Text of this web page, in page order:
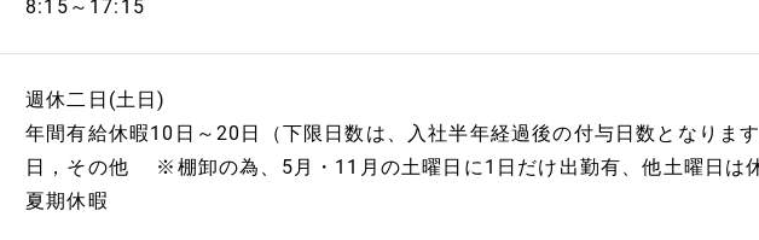
8:15～17:15
週休二日(土日)
年間有給休暇10日～20日（下限日数は、入社半年経過後の付与日数となりま
日，その他 ※棚卸の為、5月・11月の土曜日に1日だけ出勤有、他土曜日は
夏期休暇